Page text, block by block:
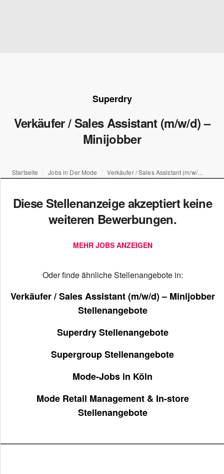
Superdry
Verkäufer / Sales Assistant (m/w/d) –
Minijobber
Startseite Jobs in Der Mode Verkäufer / Sales Assistant (m/w/d) – Minijobber
Diese Stellenanzeige akzeptiert keine
weiteren Bewerbungen.
MEHR JOBS ANZEIGEN
Oder finde ähnliche Stellenangebote in:
Verkäufer / Sales Assistant (m/w/d) – Minijobber
Stellenangebote
Superdry Stellenangebote
Supergroup Stellenangebote
Mode-Jobs in Köln
Mode Retail Management & In-store
Stellenangebote